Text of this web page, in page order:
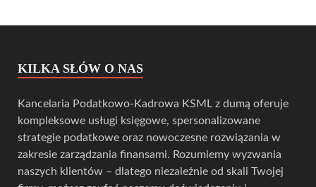
KILKA SŁÓW O NAS
Kancelaria Podatkowo-Kadrowa KSML z dumą oferuje
kompleksowe usługi księgowe, spersonalizowane
strategie podatkowe oraz nowoczesne rozwiązania w
zakresie zarządzania finansami. Rozumiemy wyzwania
naszych klientów – dlatego niezależnie od skali Twojej